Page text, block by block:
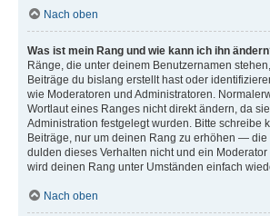
Nach oben
Was ist mein Rang und wie kann ich ihn
Ränge, die unter deinem Benutzernamen
Beiträge du bislang erstellt hast oder
wie Moderatoren und Administratoren.
Wortlaut eines Ranges nicht direkt ändern, da
Administration festgelegt wurden. Bitte schreibe
Beiträge, nur um deinen Rang zu erhöhen — die
dulden dieses Verhalten nicht und ein
wird deinen Rang unter Umständen einfach
Nach oben